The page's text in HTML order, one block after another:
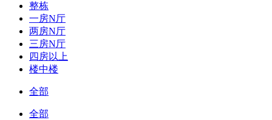
整栋
一房N厅
两房N厅
三房N厅
四房以上
楼中楼
全部
全部